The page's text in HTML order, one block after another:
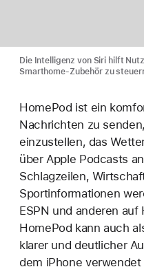
Die Intelligenz von Siri hilft
Smarthome-Zubehör zu
HomePod ist ein
Nachrichten zu
einzustellen, das
über Apple Podcasts
Schlagzeilen,
Sportinformationen
ESPN und anderen
HomePod kann auch
klarer und deutlicher
dem iPhone verwendet